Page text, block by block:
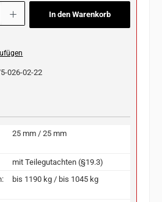
Wert ein oder benutze die Schaltflächen
In den Warenkorb
026-02-22
25 mm / 25 mm
mit Teilegutachten (§19.3)
bis 1190 kg / bis 1045 kg